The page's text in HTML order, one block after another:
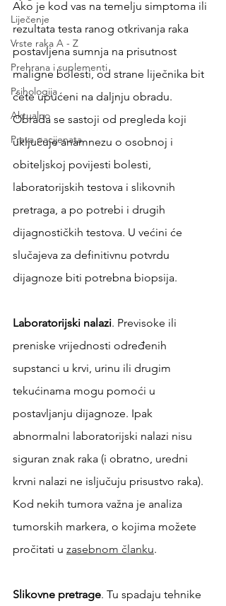
Liječenje
Vrste raka A - Z
Prehrana i suplementi
Psihologija
Aktualno
Prava pacijenata
Ako je kod vas na temelju simptoma ili
rezultata testa ranog otkrivanja raka
postavljena sumnja na prisutnost
maligne bolesti, od strane liječnika bit
ćete upućeni na daljnju obradu.
Obrada se sastoji od pregleda koji
uključuje anamnezu o osobnoj i
obiteljskoj povijesti bolesti,
laboratorijskih testova i slikovnih
pretraga, a po potrebi i drugih
dijagnostičkih testova. U većini će
slučajeva za definitivnu potvrdu
dijagnoze biti potrebna biopsija.
Laboratorijski nalazi. Previsoke ili
preniske vrijednosti određenih
supstanci u krvi, urinu ili drugim
tekućinama mogu pomoći u
postavljanju dijagnoze. Ipak
abnormalni laboratorijski nalazi nisu
siguran znak raka (i obratno, uredni
krvni nalazi ne isljučuju prisustvo raka).
Kod nekih tumora važna je analiza
tumorskih markera, o kojima možete
pročitati u zasebnom članku.
Slikovne pretrage. Tu spadaju tehnike